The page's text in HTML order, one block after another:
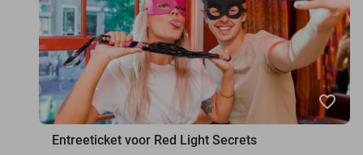
favorite_border
Entreeticket voor Red Light Secrets